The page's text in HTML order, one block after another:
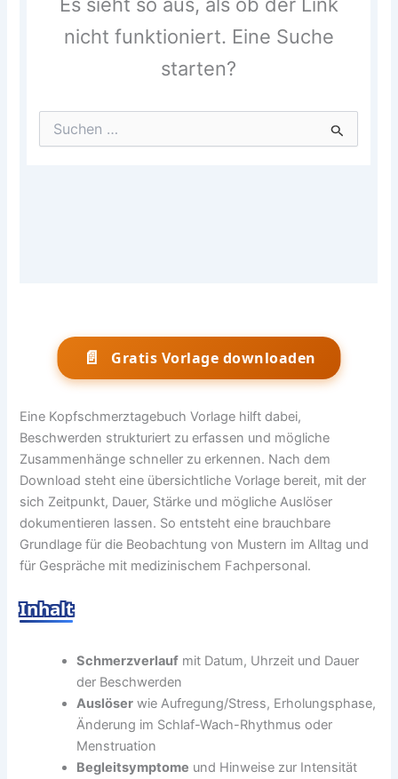
📄 Gratis Vorlage downloaden
Eine Kopfschmerztagebuch Vorlage hilft dabei,
Beschwerden strukturiert zu erfassen und mögliche
Zusammenhänge schneller zu erkennen. Nach dem
Download steht eine übersichtliche Vorlage bereit, mit der
sich Zeitpunkt, Dauer, Stärke und mögliche Auslöser
dokumentieren lassen. So entsteht eine brauchbare
Grundlage für die Beobachtung von Mustern im Alltag und
für Gespräche mit medizinischem Fachpersonal.
Inhalt
Schmerzverlauf mit Datum, Uhrzeit und Dauer
der Beschwerden
Auslöser wie Aufregung/Stress, Erholungsphase,
Änderung im Schlaf-Wach-Rhythmus oder
Menstruation
Begleitsymptome und Hinweise zur Intensität